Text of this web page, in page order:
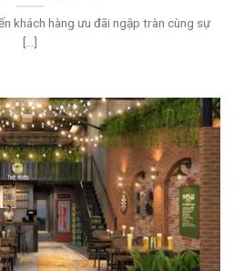
khách hàng ưu đãi ngập tràn cùng sự
[...]